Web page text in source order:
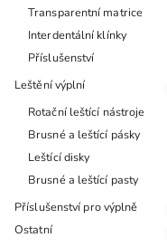
Transparentní matrice
Interdentální klínky
Příslušenství
Leštění výplní
Rotační leštící nástroje
Brusné a leštící pásky
Leštící disky
Brusné a leštící pasty
Příslušenství pro výplně
Ostatní